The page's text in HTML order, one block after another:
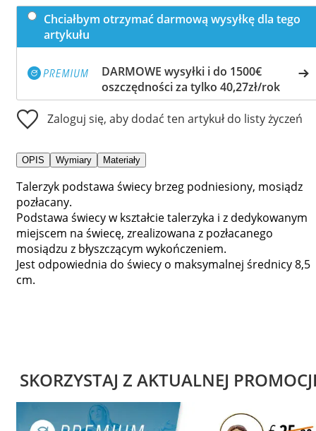
Chciałbym otrzymać darmową wysyłkę dla tego
artykułu
DARMOWE wysyłki i do 1500€
oszczędności za tylko 40,27zł/rok
Zaloguj się, aby dodać ten artykuł do listy życzeń
OPIS Wymiary Materiały
Talerzyk podstawa świecy brzeg podniesiony, mosiądz
pozłacany.
Podstawa świecy w kształcie talerzyka i z dedykowanym
miejscem na świecę, zrealizowana z pozłacanego
mosiądzu z błyszczącym wykończeniem.
Jest odpowiednia do świecy o maksymalnej średnicy 8,5
cm.
SKORZYSTAJ Z AKTUALNEJ